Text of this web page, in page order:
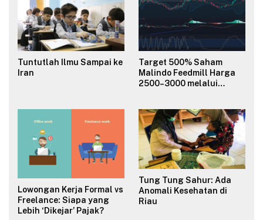
Tuntutlah Ilmu Sampai ke
Iran
Target 500% Saham
Malindo Feedmill Harga
2500–3000 melalui
Lowongan Kerja Formal vs
Freelance: Siapa yang
Lebih ‘Dikejar’ Pajak?
Tung Tung Sahur: Ada
Anomali Kesehatan di
Riau